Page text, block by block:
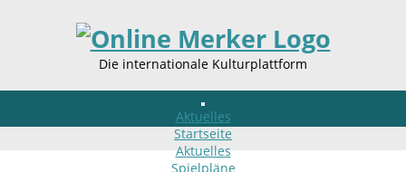
Die internationale Kulturplattform
Aktuelles
Startseite
Aktuelles
Spielpläne